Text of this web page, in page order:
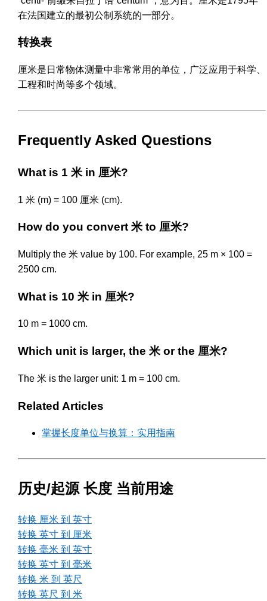
在法国建立的最初公制系统的一部分。
转换表
厘米是日常物体测量中非常常用的单位，广泛应用于科学、
工程和时尚等多个领域。
Frequently Asked Questions
What is 1 米 in 厘米?
1 米 (m) = 100 厘米 (cm).
How do you convert 米 to 厘米?
Multiply the 米 value by 100. For example, 25 m × 100 =
2500 cm.
What is 10 米 in 厘米?
10 m = 1000 cm.
Which unit is larger, the 米 or the 厘米?
The 米 is the larger unit: 1 m = 100 cm.
Related Articles
掌握长度单位与换算：实用指南
历史/起源 长度 当前用途
转换 厘米 到 英寸
转换 英寸 到 厘米
转换 毫米 到 英寸
转换 英寸 到 毫米
转换 米 到 英尺
转换 英尺 到 米